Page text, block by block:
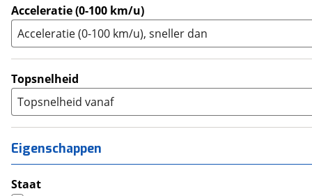
Acceleratie (0-100 km/u)
Acceleratie (0-100 km/u), sneller dan
Topsnelheid
Topsnelheid vanaf
Eigenschappen
Staat